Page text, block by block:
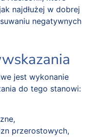
najdłużej w dobrej
negatywnych
jest wykonanie
do tego stanowi:
przerostowych,